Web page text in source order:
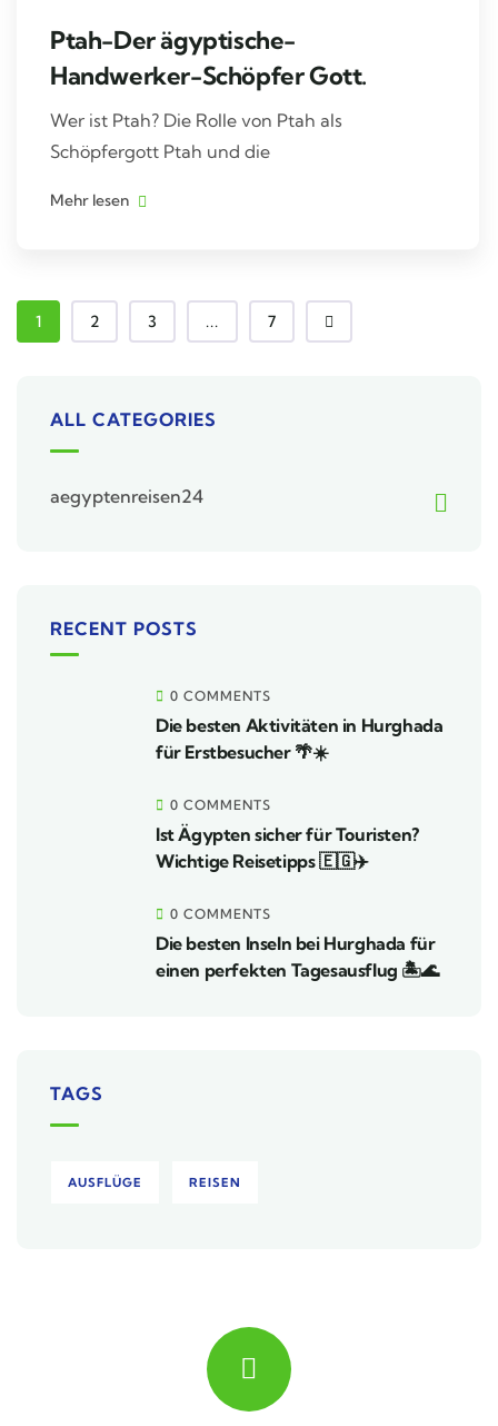
Ptah-Der ägyptische-
Handwerker-Schöpfer Gott.
Wer ist Ptah? Die Rolle von Ptah als
Schöpfergott Ptah und die
Mehr lesen
1 2 3 ... 7
ALL CATEGORIES
aegyptenreisen24
RECENT POSTS
0 COMMENTS
Die besten Aktivitäten in Hurghada
für Erstbesucher 🌴☀️
0 COMMENTS
Ist Ägypten sicher für Touristen?
Wichtige Reisetipps 🇪🇬✈️
0 COMMENTS
Die besten Inseln bei Hurghada für
einen perfekten Tagesausflug 🏝️🌊
TAGS
AUSFLÜGE REISEN